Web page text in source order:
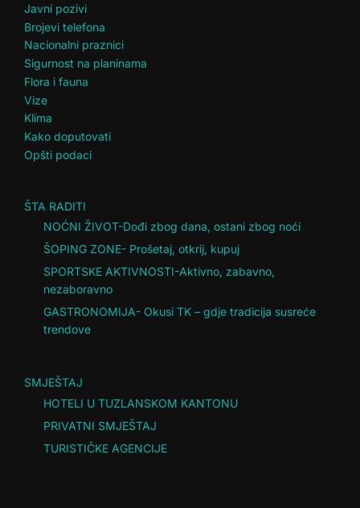
Javni pozivi
Brojevi telefona
Nacionalni praznici
Sigurnost na planinama
Flora i fauna
Vize
Klima
Kako doputovati
Opšti podaci
ŠTA RADITI
NOĆNI ŽIVOT-Dođi zbog dana, ostani zbog noći
ŠOPING ZONE- Prošetaj, otkrij, kupuj
SPORTSKE AKTIVNOSTI-Aktivno, zabavno,
nezaboravno
GASTRONOMIJA- Okusi TK – gdje tradicija susreće
trendove
SMJEŠTAJ
HOTELI U TUZLANSKOM KANTONU
PRIVATNI SMJEŠTAJ
TURISTIČKE AGENCIJE